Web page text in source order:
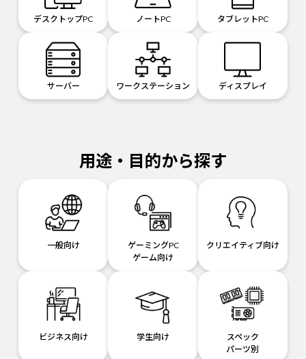
デスクトップPC ノートPC タブレットPC
サーバー ワークステーション ディスプレイ
用途・目的から探す
一般向け
ゲーミングPC
ゲーム向け
クリエイティブ向け
ビジネス向け 学生向け
スペック
パーツ別